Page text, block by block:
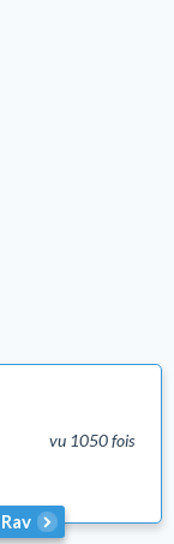
vu 1050 fois